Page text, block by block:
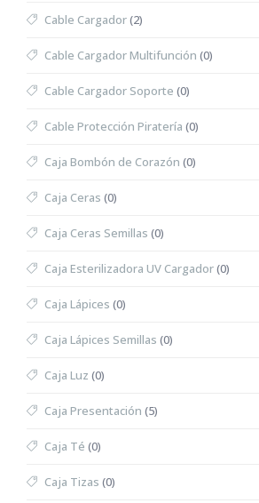
Cable Cargador(2)
Cable Cargador Multifunción (0)
Cable Cargador Soporte (0)
Cable Protección Piratería (0)
Caja Bombón de Corazón (0)
Caja Ceras (0)
Caja Ceras Semillas (0)
Caja Esterilizadora UV Cargador(0)
Caja Lápices (0)
Caja Lápices Semillas (0)
Caja Luz (0)
Caja Presentación (5)
Caja Té (0)
Caja Tizas (0)